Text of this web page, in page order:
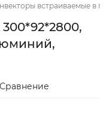
встраиваемые в
Сравнение